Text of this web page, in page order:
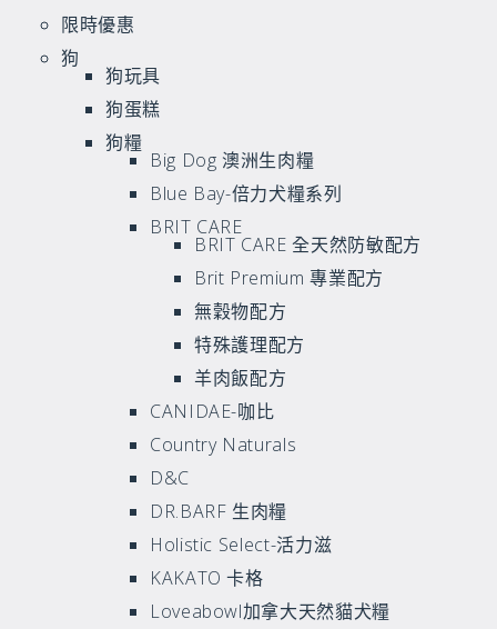
限時優惠
狗
狗玩具
狗蛋糕
狗糧
Big Dog 澳洲生肉糧
Blue Bay-倍力犬糧系列
BRIT CARE
BRIT CARE 全天然防敏配方
Brit Premium 專業配方
無穀物配方
特殊護理配方
羊肉飯配方
CANIDAE-咖比
Country Naturals
D&C
DR.BARF 生肉糧
Holistic Select-活力滋
KAKATO 卡格
Loveabowl加拿大天然貓犬糧